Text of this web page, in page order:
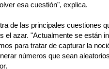
esa cuestión", explica.
de las principales cuestiones
el azar. "Actualmente se están
para tratar de capturar la
números que sean